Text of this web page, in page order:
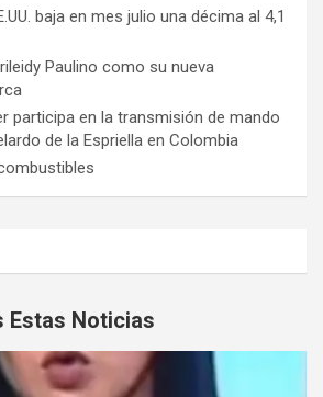
baja en mes julio una décima al 4,1
Paulino como su nueva
participa en la transmisión de mando
de la Espriella en Colombia
Estas Noticias